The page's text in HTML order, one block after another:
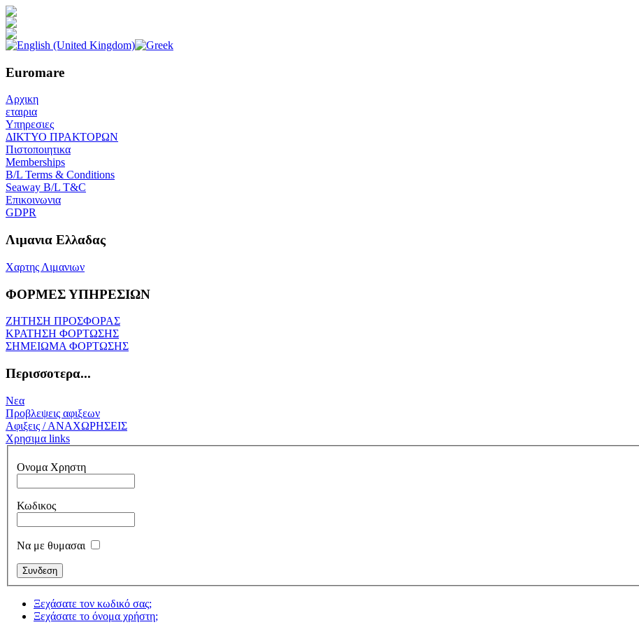
Euromare
Αρχικη
εταιρια
Υπηρεσιες
ΔΙΚΤΥΟ ΠΡΑΚΤΟΡΩΝ
Πιστοποιητικα
Memberships
B/L Terms & Conditions
Seaway B/L T&C
Επικοινωνια
GDPR
Λιμανια Ελλαδας
Χαρτης Λιμανιων
ΦΟΡΜΕΣ ΥΠΗΡΕΣΙΩΝ
ΖΗΤΗΣΗ ΠΡΟΣΦΟΡΑΣ
ΚΡΑΤΗΣΗ ΦΟΡΤΩΣΗΣ
ΣΗΜΕΙΩΜΑ ΦΟΡΤΩΣΗΣ
Περισσοτερα...
Νεα
Προβλεψεις αφιξεων
Αφιξεις / ΑΝΑΧΩΡΗΣΕΙΣ
Χρησιμα links
Ονομα Χρηστη
Κωδικος
Να με θυμασαι
Ξεχάσατε τον κωδικό σας;
Ξεχάσατε το όνομα χρήστη;